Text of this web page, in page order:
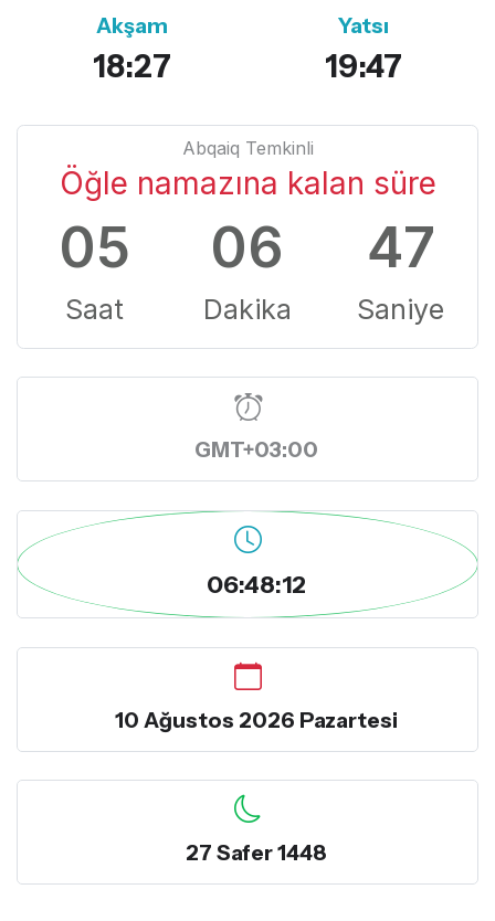
Akşam
18:27
Yatsı
19:47
Abqaiq Temkinli
Öğle namazına kalan süre
05
Saat
06
Dakika
47
Saniye
GMT+03:00
06:48:12
10 Ağustos 2026 Pazartesi
27 Safer 1448